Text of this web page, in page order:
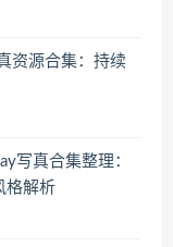
资源合集：持续
写真合集整理：
格解析